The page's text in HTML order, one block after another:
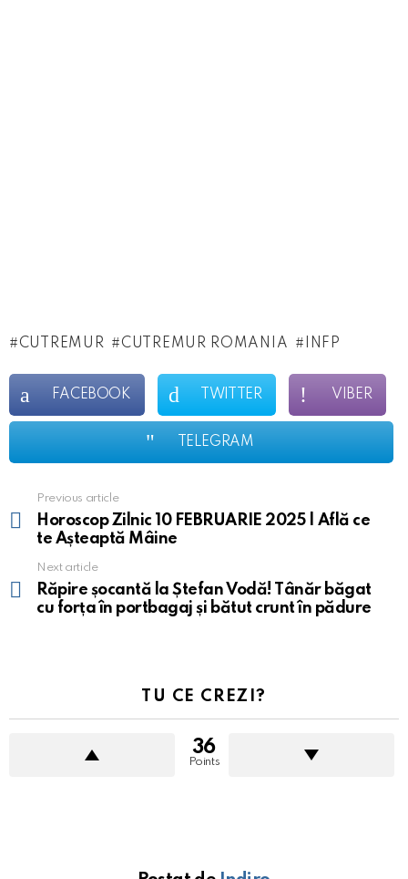
CUTREMUR CUTREMUR ROMANIA INFP
FACEBOOK TWITTER VIBER
TELEGRAM
more
Previous article
Horoscop Zilnic 10 FEBRUARIE 2025 | Află ce
te Așteaptă Mâine
Next article
Răpire șocantă la Ștefan Vodă! Tânăr băgat
cu forța în portbagaj și bătut crunt în pădure
TU CE CREZI?
36
Points